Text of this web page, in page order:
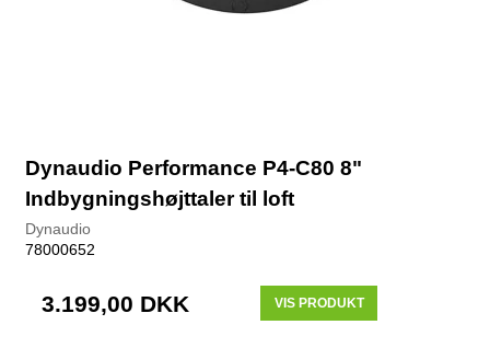
Dynaudio Performance P4-C80 8"
Indbygningshøjttaler til loft
Dynaudio
78000652
3.199,00 DKK VIS PRODUKT